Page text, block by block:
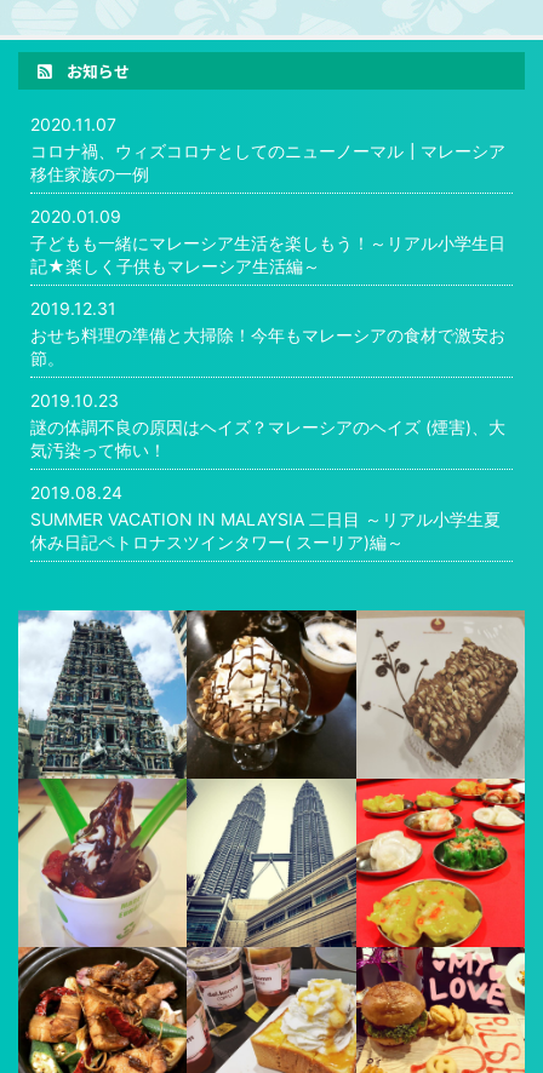
お知らせ
2020.11.07
コロナ禍、ウィズコロナとしてのニューノーマル┃マレーシア
移住家族の一例
2020.01.09
子どもも一緒にマレーシア生活を楽しもう！～リアル小学生日
記★楽しく子供もマレーシア生活編～
2019.12.31
おせち料理の準備と大掃除！今年もマレーシアの食材で激安お
節。
2019.10.23
謎の体調不良の原因はヘイズ？マレーシアのヘイズ (煙害)、大
気汚染って怖い！
2019.08.24
SUMMER VACATION IN MALAYSIA 二日目 ～リアル小学生夏
休み日記ペトロナスツインタワー( スーリア)編～